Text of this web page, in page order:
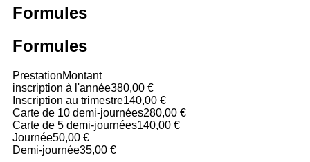
Formules
Formules
PrestationMontant
inscription à l'année380,00 €
Inscription au trimestre140,00 €
Carte de 10 demi-journées280,00 €
Carte de 5 demi-journées140,00 €
Journée50,00 €
Demi-journée35,00 €